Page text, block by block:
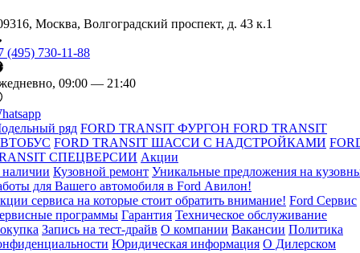
Москва, Волгоградский проспект, д. 43 к.1
(495) 730-11-88
09:00 — 21:40
ряд FORD TRANSIT ФУРГОН FORD TRANSIT
FORD TRANSIT ШАССИ С НАДСТРОЙКАМИ
СПЕЦВЕРСИИ Акции
Кузовной ремонт Уникальные предложения на
для Вашего автомобиля в Ford Авилон!
сервиса на которые стоит обратить внимание! Ford Сервис
программы Гарантия Техническое обслуживание
Запись на тест-драйв О компании Вакансии Политика
Юридическая информация О Дилерском